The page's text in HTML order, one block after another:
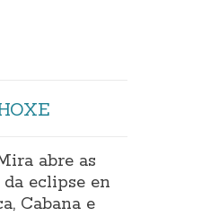
abre as
eclipse en
Cabana e